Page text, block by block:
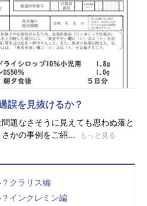
誤を見抜けるか？
題なさそうに見えても思わぬ落と
かの事例をご紹...
もっと見る
クラリス編
インクレミン編